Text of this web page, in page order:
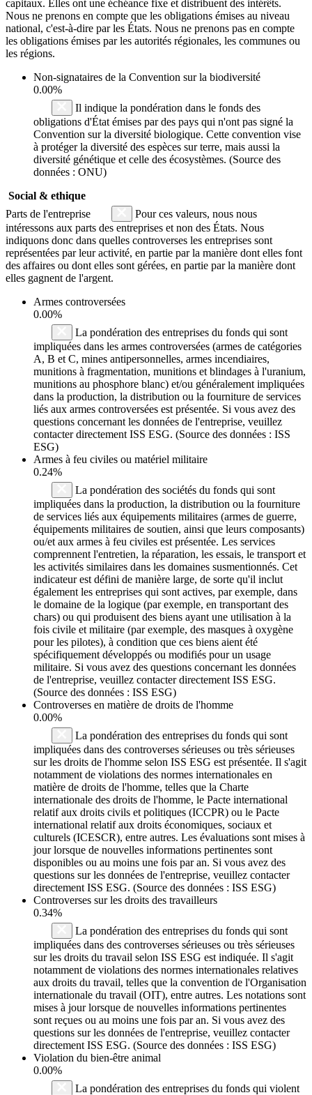
capitaux. Elles ont une échéance fixe et distribuent des intérêts.
Nous ne prenons en compte que les obligations émises au niveau
national, c'est-à-dire par les États. Nous ne prenons pas en compte
les obligations émises par les autorités régionales, les communes ou
les régions.
Non-signataires de la Convention sur la biodiversité
0.00%
Il indique la pondération dans le fonds des
obligations d'État émises par des pays qui n'ont pas signé la
Convention sur la diversité biologique. Cette convention vise
à protéger la diversité des espèces sur terre, mais aussi la
diversité génétique et celle des écosystèmes. (Source des
données : ONU)
Social & ethique
Parts de l'entreprise
Pour ces valeurs, nous nous
intéressons aux parts des entreprises et non des États. Nous
indiquons donc dans quelles controverses les entreprises sont
représentées par leur activité, en partie par la manière dont elles font
des affaires ou dont elles sont gérées, en partie par la manière dont
elles gagnent de l'argent.
Armes controversées
0.00%
La pondération des entreprises du fonds qui sont
impliquées dans les armes controversées (armes de catégories
A, B et C, mines antipersonnelles, armes incendiaires,
munitions à fragmentation, munitions et blindages à l'uranium,
munitions au phosphore blanc) et/ou généralement impliquées
dans la production, la distribution ou la fourniture de services
liés aux armes controversées est présentée. Si vous avez des
questions concernant les données de l'entreprise, veuillez
contacter directement ISS ESG. (Source des données : ISS
ESG)
Armes à feu civiles ou matériel militaire
0.24%
La pondération des sociétés du fonds qui sont
impliquées dans la production, la distribution ou la fourniture
de services liés aux équipements militaires (armes de guerre,
équipements militaires de soutien, ainsi que leurs composants)
ou/et aux armes à feu civiles est présentée. Les services
comprennent l'entretien, la réparation, les essais, le transport et
les activités similaires dans les domaines susmentionnés. Cet
indicateur est défini de manière large, de sorte qu'il inclut
également les entreprises qui sont actives, par exemple, dans
le domaine de la logique (par exemple, en transportant des
chars) ou qui produisent des biens ayant une utilisation à la
fois civile et militaire (par exemple, des masques à oxygène
pour les pilotes), à condition que ces biens aient été
spécifiquement développés ou modifiés pour un usage
militaire. Si vous avez des questions concernant les données
de l'entreprise, veuillez contacter directement ISS ESG.
(Source des données : ISS ESG)
Controverses en matière de droits de l'homme
0.00%
La pondération des entreprises du fonds qui sont
impliquées dans des controverses sérieuses ou très sérieuses
sur les droits de l'homme selon ISS ESG est présentée. Il s'agit
notamment de violations des normes internationales en
matière de droits de l'homme, telles que la Charte
internationale des droits de l'homme, le Pacte international
relatif aux droits civils et politiques (ICCPR) ou le Pacte
international relatif aux droits économiques, sociaux et
culturels (ICESCR), entre autres. Les évaluations sont mises à
jour lorsque de nouvelles informations pertinentes sont
disponibles ou au moins une fois par an. Si vous avez des
questions sur les données de l'entreprise, veuillez contacter
directement ISS ESG. (Source des données : ISS ESG)
Controverses sur les droits des travailleurs
0.34%
La pondération des entreprises du fonds qui sont
impliquées dans des controverses sérieuses ou très sérieuses
sur les droits du travail selon ISS ESG est indiquée. Il s'agit
notamment de violations des normes internationales relatives
aux droits du travail, telles que la convention de l'Organisation
internationale du travail (OIT), entre autres. Les notations sont
mises à jour lorsque de nouvelles informations pertinentes
sont reçues ou au moins une fois par an. Si vous avez des
questions sur les données de l'entreprise, veuillez contacter
directement ISS ESG. (Source des données : ISS ESG)
Violation du bien-être animal
0.00%
La pondération des entreprises du fonds qui violent